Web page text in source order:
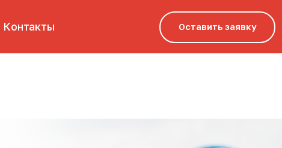
Оставить заявку